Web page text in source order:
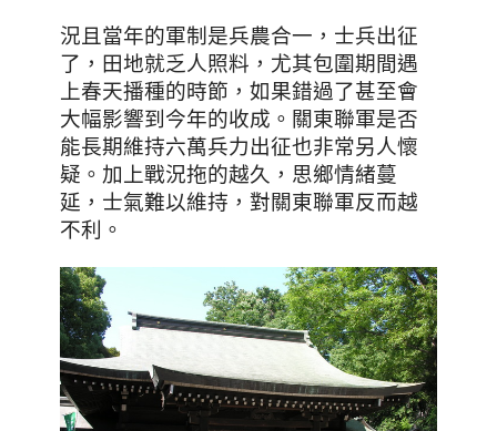
況且當年的軍制是兵農合一，士兵出征
了，田地就乏人照料，尤其包圍期間遇
上春天播種的時節，如果錯過了甚至會
大幅影響到今年的收成。關東聯軍是否
能長期維持六萬兵力出征也非常另人懷
疑。加上戰況拖的越久 ，思鄉情緒蔓
延，士氣難以維持，對關東聯軍反而越
不利。